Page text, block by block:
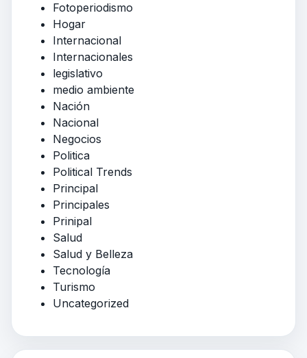
Fotoperiodismo
Hogar
Internacional
Internacionales
legislativo
medio ambiente
Nación
Nacional
Negocios
Politica
Political Trends
Principal
Principales
Prinipal
Salud
Salud y Belleza
Tecnología
Turismo
Uncategorized